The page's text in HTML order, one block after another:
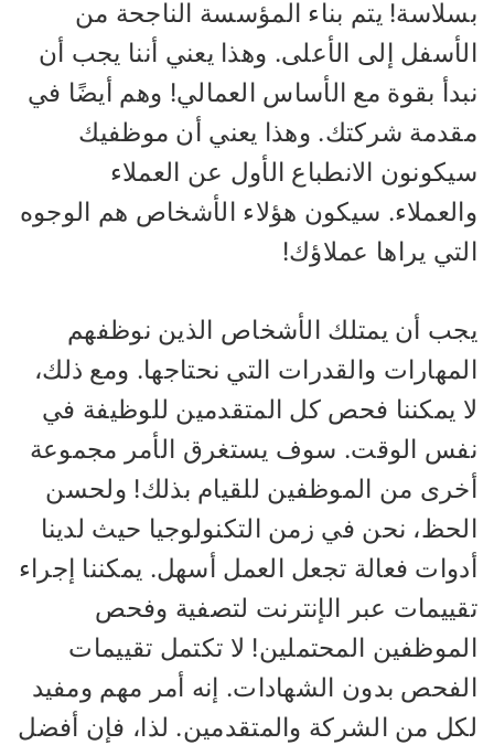
يتم بناء المؤسسة الناجحة من
إلى الأعلى. وهذا يعني أننا يجب أن
بقوة مع الأساس العمالي! وهم أيضًا في
شركتك. وهذا يعني أن موظفيك
الانطباع الأول عن العملاء
سيكون هؤلاء الأشخاص هم الوجوه
يراها عملاؤك!
أن يمتلك الأشخاص الذين نوظفهم
والقدرات التي نحتاجها. ومع ذلك،
يمكننا فحص كل المتقدمين للوظيفة في
الوقت. سوف يستغرق الأمر مجموعة
من الموظفين للقيام بذلك! ولحسن
نحن في زمن التكنولوجيا حيث لدينا
فعالة تجعل العمل أسهل. يمكننا إجراء
عبر الإنترنت لتصفية وفحص
المحتملين! لا تكتمل تقييمات
بدون الشهادات. إنه أمر مهم ومفيد
من الشركة والمتقدمين. لذا، فإن أفضل